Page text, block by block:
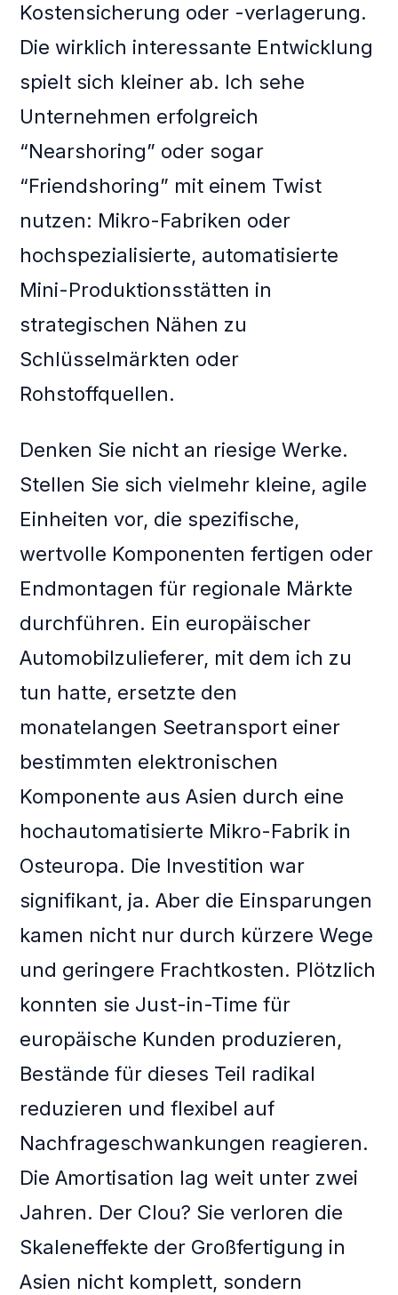
Kostensicherung oder -verlagerung.
Die wirklich interessante Entwicklung
spielt sich kleiner ab. Ich sehe
Unternehmen erfolgreich
“Nearshoring” oder sogar
“Friendshoring” mit einem Twist
nutzen: Mikro-Fabriken oder
hochspezialisierte, automatisierte
Mini-Produktionsstätten in
strategischen Nähen zu
Schlüsselmärkten oder
Rohstoffquellen.
Denken Sie nicht an riesige Werke.
Stellen Sie sich vielmehr kleine, agile
Einheiten vor, die spezifische,
wertvolle Komponenten fertigen oder
Endmontagen für regionale Märkte
durchführen. Ein europäischer
Automobilzulieferer, mit dem ich zu
tun hatte, ersetzte den
monatelangen Seetransport einer
bestimmten elektronischen
Komponente aus Asien durch eine
hochautomatisierte Mikro-Fabrik in
Osteuropa. Die Investition war
signifikant, ja. Aber die Einsparungen
kamen nicht nur durch kürzere Wege
und geringere Frachtkosten. Plötzlich
konnten sie Just-in-Time für
europäische Kunden produzieren,
Bestände für dieses Teil radikal
reduzieren und flexibel auf
Nachfrageschwankungen reagieren.
Die Amortisation lag weit unter zwei
Jahren. Der Clou? Sie verloren die
Skaleneffekte der Großfertigung in
Asien nicht komplett, sondern